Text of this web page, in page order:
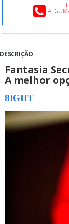
DESCRIÇÃO
Fantasia
A melhor
8IGHT